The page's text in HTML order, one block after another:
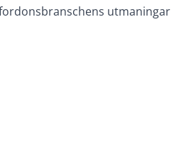
utmaningar